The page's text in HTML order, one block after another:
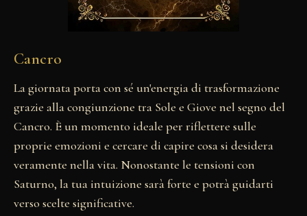
Cancro
La giornata porta con sé un'energia di trasformazione
grazie alla congiunzione tra Sole e Giove nel segno del
Cancro. È un momento ideale per riflettere sulle
proprie emozioni e cercare di capire cosa si desidera
veramente nella vita. Nonostante le tensioni con
Saturno, la tua intuizione sarà forte e potrà guidarti
verso scelte significative.